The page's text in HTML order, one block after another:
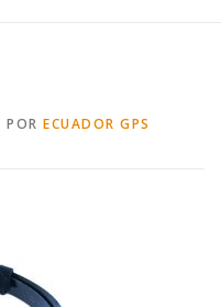
POR ECUADOR GPS